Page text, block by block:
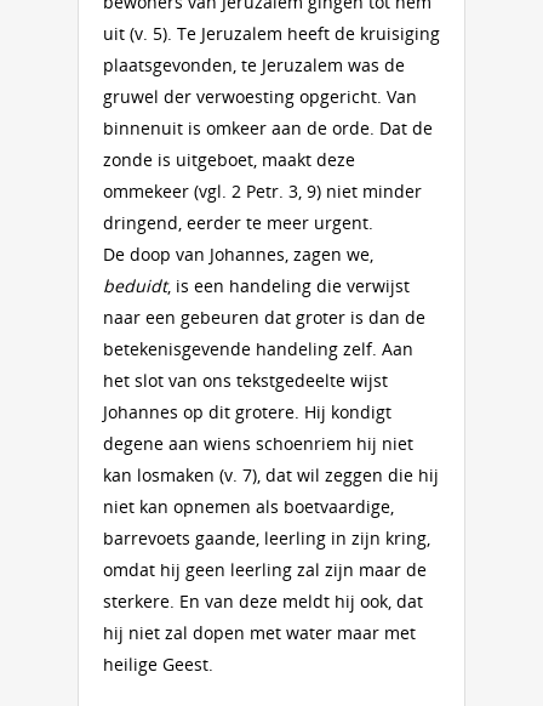
uit (v. 5). Te Jeruzalem heeft de kruisiging
plaatsgevonden, te Jeruzalem was de
gruwel der verwoesting opgericht. Van
binnenuit is omkeer aan de orde. Dat de
zonde is uitgeboet, maakt deze
ommekeer (vgl. 2 Petr. 3, 9) niet minder
dringend, eerder te meer urgent.
De doop van Johannes, zagen we,
beduidt, is een handeling die verwijst
naar een gebeuren dat groter is dan de
betekenisgevende handeling zelf. Aan
het slot van ons tekstgedeelte wijst
Johannes op dit grotere. Hij kondigt
degene aan wiens schoenriem hij niet
kan losmaken (v. 7), dat wil zeggen die hij
niet kan opnemen als boetvaardige,
barrevoets gaande, leerling in zijn kring,
omdat hij geen leerling zal zijn maar de
sterkere. En van deze meldt hij ook, dat
hij niet zal dopen met water maar met
heilige Geest.